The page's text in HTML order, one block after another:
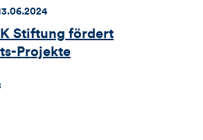
Stiftung fördert
Projekte